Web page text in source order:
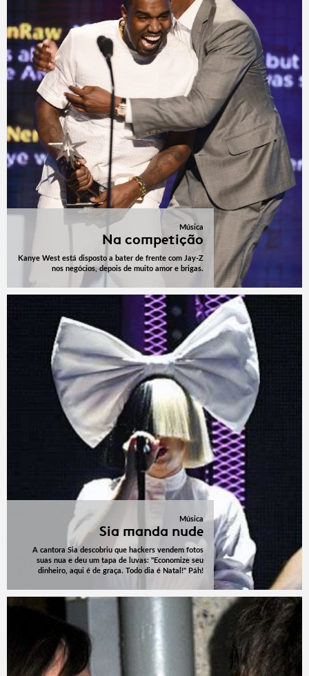
Música
Na competição
Kanye West está disposto a bater de frente com Jay-Z
nos negócios, depois de muito amor e brigas.
Música
Sia manda nude
A cantora Sia descobriu que hackers vendem fotos
suas nua e deu um tapa de luvas: "Economize seu
dinheiro, aqui é de graça. Todo dia é Natal!" Páh!